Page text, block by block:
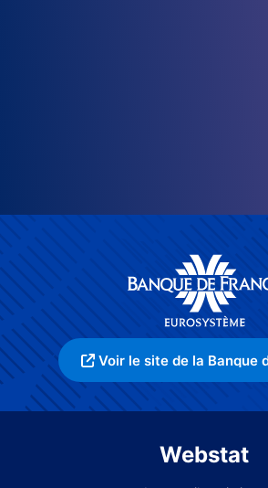
Voir le site de la Banque
Webstat